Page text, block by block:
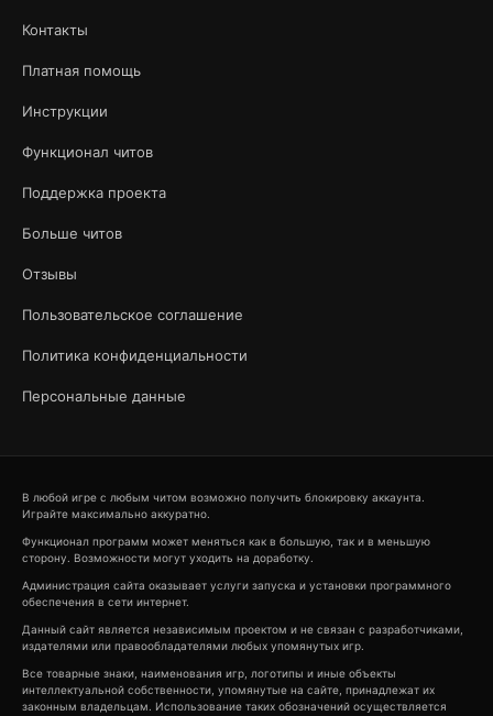
Контакты
Платная помощь
Инструкции
Функционал читов
Поддержка проекта
Больше читов
Отзывы
Пользовательское соглашение
Политика конфиденциальности
Персональные данные
В любой игре с любым читом возможно получить блокировку аккаунта.
Играйте максимально аккуратно.
Функционал программ может меняться как в большую, так и в меньшую
сторону. Возможности могут уходить на доработку.
Администрация сайта оказывает услуги запуска и установки программного
обеспечения в сети интернет.
Данный сайт является независимым проектом и не связан с разработчиками,
издателями или правообладателями любых упомянутых игр.
Все товарные знаки, наименования игр, логотипы и иные объекты
интеллектуальной собственности, упомянутые на сайте, принадлежат их
законным владельцам. Использование таких обозначений осуществляется